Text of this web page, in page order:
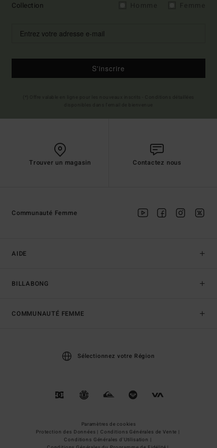
Collection
S'inscrire
Trouver un magasin Contactez nous
AIDE
BILLABONG
Communauté Femme
COMMUNAUTÉ FEMME
Sélectionnez votre Région
Paramètres de cookies
Protection des Données | Conditions Générales de Vente |
Conditions Générales d'Utilisation |